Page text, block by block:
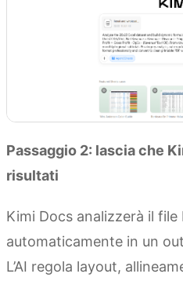
Passaggio 2: lascia che
risultati
Kimi Docs analizzerà il
automaticamente in un
L’AI regola layout,